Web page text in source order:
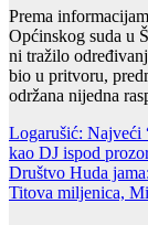
Prema
Općinskog suda u
ni tražilo
bio u pritvoru,
održana nijedna
Post
navigation
Logarušić: Najveći
kao DJ ispod
Društvo Huda
Titova miljenica,